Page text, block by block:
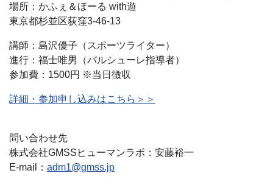
場所：かふぇ＆ほーる with遊
東京都杉並区荻窪3-46-13
講師：島沢優子（スポーツライター）
進行：福士唯男（バルシューレ指導者）
参加費：1500円 ※当日徴収
詳細・参加申し込みはこちら＞＞
問い合わせ先
株式会社GMSSヒューマンラボ：安藤裕一
E-mail： adm1@gmss.jp